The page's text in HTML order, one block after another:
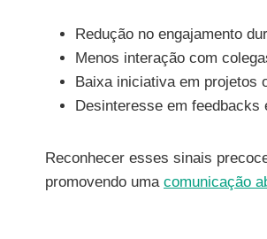
Redução no engajamento
Menos interação com
Baixa iniciativa em projetos
Desinteresse em feedbacks
Reconhecer esses sinais
promovendo uma comunicação